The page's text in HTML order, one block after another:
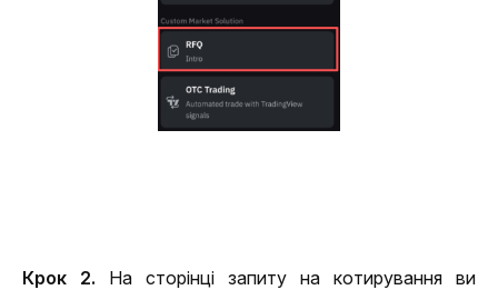
Крок 2. На сторінці запиту на котирування ви